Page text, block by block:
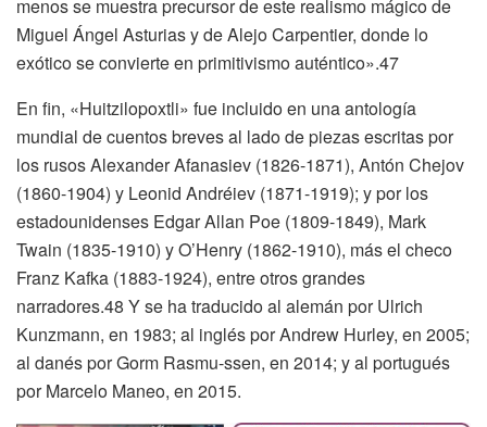
menos se muestra precursor de este realismo mágico de
Miguel Ángel Asturias y de Alejo Carpentier, donde lo
exótico se convierte en primitivismo auténtico».47
En fin, «Huitzilopoxtli» fue incluido en una antología
mundial de cuentos breves al lado de piezas escritas por
los rusos Alexander Afanasiev (1826-1871), Antón Chejov
(1860-1904) y Leonid Andréiev (1871-1919); y por los
estadounidenses Edgar Allan Poe (1809-1849), Mark
Twain (1835-1910) y O’Henry (1862-1910), más el checo
Franz Kafka (1883-1924), entre otros grandes
narradores.48 Y se ha traducido al alemán por Ulrich
Kunzmann, en 1983; al inglés por Andrew Hurley, en 2005;
al danés por Gorm Rasmu-ssen, en 2014; y al portugués
por Marcelo Maneo, en 2015.